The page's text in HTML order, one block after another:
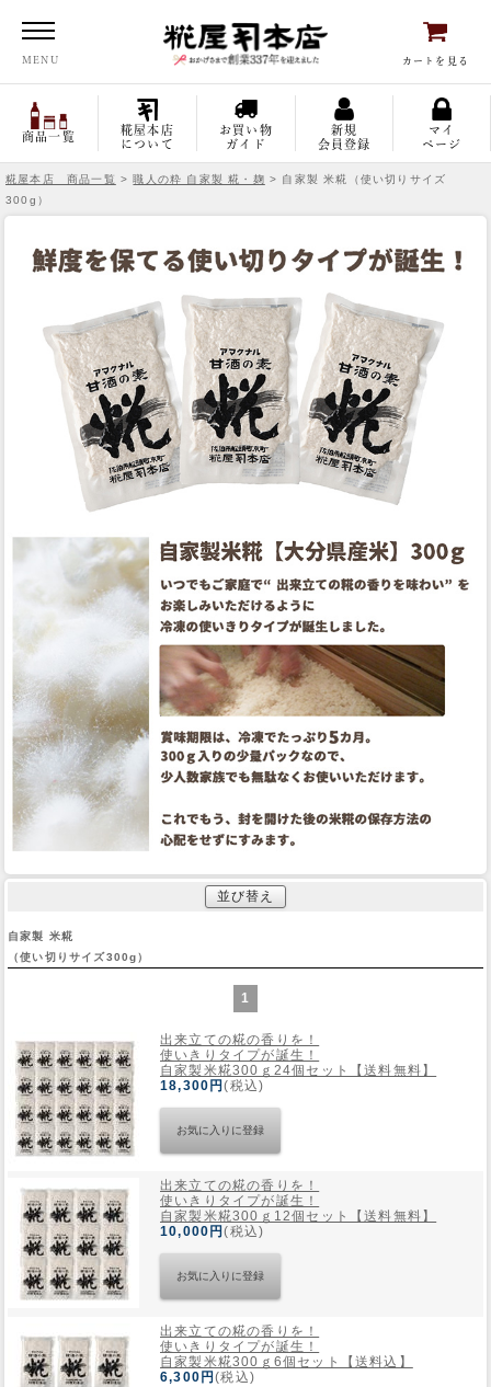
MENU カートを見る
商品一覧
糀屋本店
について
お買い物
ガイド
新規
会員登録
マイ
ページ
糀屋本店 商品一覧 >職人の粋 自家製 糀・麹 > 自家製 米糀（使い切りサイズ
300g）
並び替え
自家製 米糀
（使い切りサイズ300g）
1
出来立ての糀の香りを！
使いきりタイプが誕生！
自家製米糀300ｇ24個セット【送料無料】
18,300円(税込)
出来立ての糀の香りを！
使いきりタイプが誕生！
自家製米糀300ｇ12個セット【送料無料】
10,000円(税込)
出来立ての糀の香りを！
使いきりタイプが誕生！
自家製米糀300ｇ6個セット【送料込】
6,300円(税込)